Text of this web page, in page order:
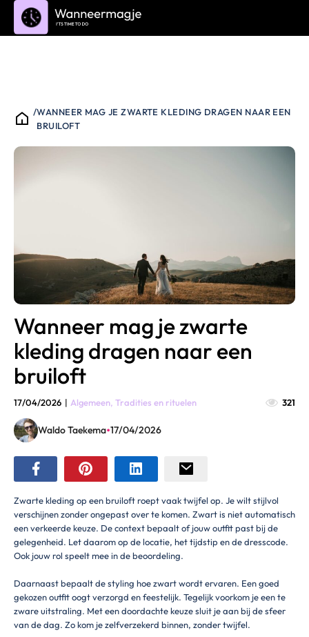
/WANNEER MAG JE ZWARTE KLEDING DRAGEN NAAR EEN
BRUILOFT
Wanneer mag je zwarte
kleding dragen naar een
bruiloft
17/04/2026 | Algemeen,Tradities en rituelen 321
Waldo Taekema•17/04/2026
Zwarte kleding op een bruiloft roept vaak twijfel op. Je wilt stijlvol
verschijnen zonder ongepast over te komen. Zwart is niet automatisch
een verkeerde keuze. De context bepaalt of jouw outfit past bij de
gelegenheid. Let daarom op de locatie, het tijdstip en de dresscode.
Ook jouw rol speelt mee in de beoordeling.
Daarnaast bepaalt de styling hoe zwart wordt ervaren. Een goed
gekozen outfit oogt verzorgd en feestelijk. Tegelijk voorkom je een te
zware uitstraling. Met een doordachte keuze sluit je aan bij de sfeer
van de dag. Zo kom je zelfverzekerd binnen, zonder twijfel.